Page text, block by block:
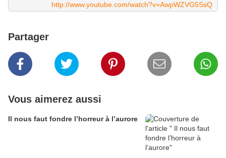
http://www.youtube.com/watch?v=AwpWZVG5SsQ
Partager
Vous aimerez aussi
Il nous faut fondre l’horreur à l’aurore